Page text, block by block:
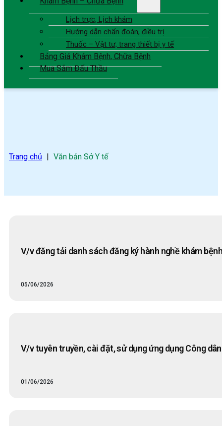
Lịch trực, Lịch khám
Hướng dẫn chẩn đoán, điều trị
Thuốc – Vật tư, trang thiết bị y tế
Bảng Giá Khám Bệnh, Chữa Bệnh
Mua Sắm Đấu Thầu
Trang chủ Văn bản Sở Y tế
V/v đăng tải danh sách đăng ký hành nghề khám
05/06/2026
V/v tuyên truyền, cài đặt, sử dụng ứng dụng Công
01/06/2026